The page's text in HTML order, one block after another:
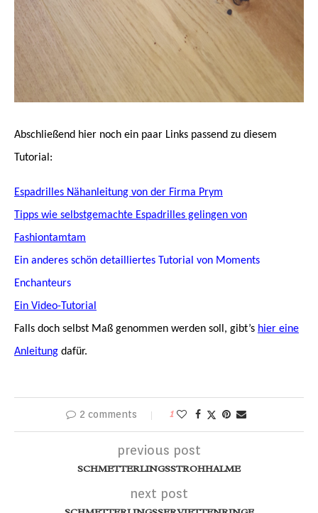
Abschließend hier noch ein paar Links passend zu diesem
Tutorial:
Espadrilles Nähanleitung von der Firma Prym
Tipps wie selbstgemachte Espadrilles gelingen von
Fashiontamtam
Ein anderes schön detailliertes Tutorial von Moments
Enchanteurs
Ein Video-Tutorial
Falls doch selbst Maß genommen werden soll, gibt’s hier eine
Anleitung dafür.
2 comments 1
previous post
SCHMETTERLINGSSTROHHALME
next post